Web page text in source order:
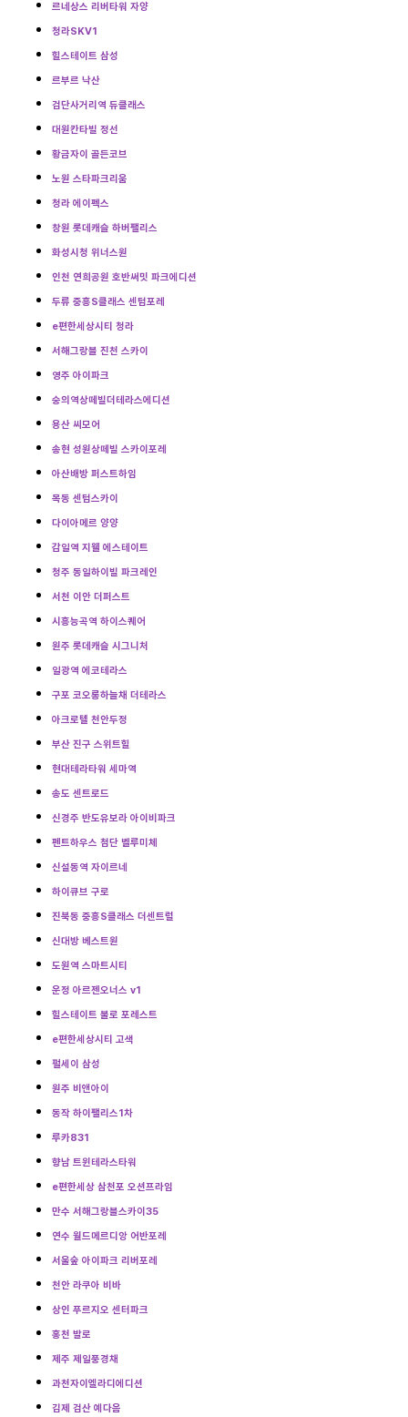
르네상스 리버타워 자양
청라SKV1
힐스테이트 삼성
르부르 낙산
검단사거리역 듀클래스
대원칸타빌 정선
황금자이 골든코브
노원 스타파크리움
청라 에이펙스
창원 롯데캐슬 하버팰리스
화성시청 위너스원
인천 연희공원 호반써밋 파크에디션
두류 중흥S클래스 센텀포레
e편한세상시티 청라
서해그랑블 진천 스카이
영주 아이파크
숭의역상떼빌더테라스에디션
용산 씨모어
송현 성원상떼빌 스카이포레
아산배방 퍼스트하임
목동 센텀스카이
다이아메르 양양
감일역 지웰 에스테이트
청주 동일하이빌 파크레인
서천 이안 더퍼스트
시흥능곡역 하이스퀘어
원주 롯데캐슬 시그니처
일광역 에코테라스
구포 코오롱하늘채 더테라스
아크로텔 천안두정
부산 진구 스위트힐
현대테라타워 세마역
송도 센트로드
신경주 반도유보라 아이비파크
펜트하우스 첨단 벨루미체
신설동역 자이르네
하이큐브 구로
진북동 중흥S클래스 더센트럴
신대방 베스트원
도원역 스마트시티
운정 아르젠오너스 v1
힐스테이트 불로 포레스트
e편한세상시티 고색
펄세이 삼성
원주 비앤아이
동작 하이팰리스1차
루카831
향남 트윈테라스타워
e편한세상 삼천포 오션프라임
만수 서해그랑블스카이35
연수 월드메르디앙 어반포레
서울숲 아이파크 리버포레
천안 라쿠아 비바
상인 푸르지오 센터파크
홍천 발로
제주 제일풍경채
과천자이엘라디에디션
김제 검산 예다음